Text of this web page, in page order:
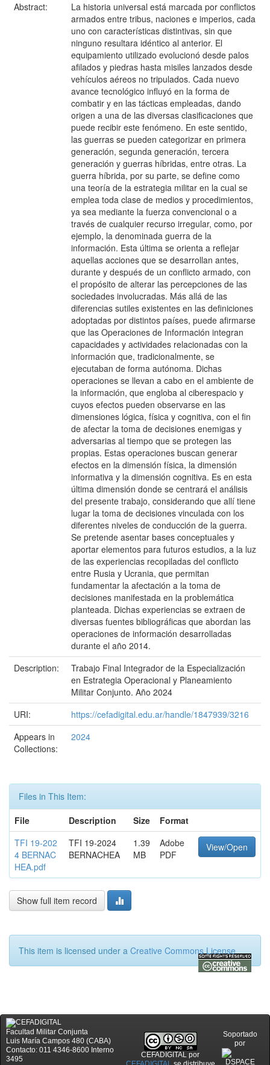
Abstract:
La historia universal está marcada por conflictos
armados entre tribus, naciones e imperios, cada
uno con características distintivas, sin que
ninguno resultara idéntico al anterior. El
equipamiento utilizado evolucionó desde palos
afilados y piedras hasta misiles lanzados desde
vehículos aéreos no tripulados. Cada nuevo
avance tecnológico influyó en la forma de
combatir y en las tácticas empleadas, dando
origen a una de las diversas clasificaciones que
puede recibir este fenómeno. En este sentido,
las guerras se pueden categorizar en primera
generación, segunda generación, tercera
generación y guerras híbridas, entre otras. La
guerra híbrida, por su parte, se define como
una teoría de la estrategia militar en la cual se
emplea toda clase de medios y procedimientos,
ya sea mediante la fuerza convencional o a
través de cualquier recurso irregular, como, por
ejemplo, la denominada guerra de la
información. Esta última se orienta a reflejar
aquellas acciones que se desarrollan antes,
durante y después de un conflicto armado, con
el propósito de alterar las percepciones de las
sociedades involucradas. Más allá de las
diferencias sutiles existentes en las definiciones
adoptadas por distintos países, puede afirmarse
que las Operaciones de Información integran
capacidades y actividades relacionadas con la
información que, tradicionalmente, se
ejecutaban de forma autónoma. Dichas
operaciones se llevan a cabo en el ambiente de
la información, que engloba al ciberespacio y
cuyos efectos pueden observarse en las
dimensiones lógica, física y cognitiva, con el fin
de afectar la toma de decisiones enemigas y
adversarias al tiempo que se protegen las
propias. Estas operaciones buscan generar
efectos en la dimensión física, la dimensión
informativa y la dimensión cognitiva. Es en esta
última dimensión donde se centrará el análisis
del presente trabajo, considerando que allí tiene
lugar la toma de decisiones vinculada con los
diferentes niveles de conducción de la guerra.
Se pretende asentar bases conceptuales y
aportar elementos para futuros estudios, a la luz
de las experiencias recopiladas del conflicto
entre Rusia y Ucrania, que permitan
fundamentar la afectación a la toma de
decisiones manifestada en la problemática
planteada. Dichas experiencias se extraen de
diversas fuentes bibliográficas que abordan las
operaciones de información desarrolladas
durante el año 2014.
Description:
Trabajo Final Integrador de la Especialización
en Estrategia Operacional y Planeamiento
Militar Conjunto. Año 2024
URI:
https://cefadigital.edu.ar/handle/1847939/3216
Appears in
Collections:
2024
Files in This Item:
File
Description Size
Format
TFI 19-202
4 BERNAC
HEA.pdf
TFI 19-2024
BERNACHEA
1.39
MB
Adobe
PDF
View/Open
Show full item record
This item is licensed under a Creative Commons License
Facultad Militar Conjunta
Luis María Campos 480 (CABA)
Contacto: 011 4346-8600 Interno
3495
CEFADIGITAL por
Soportado
por